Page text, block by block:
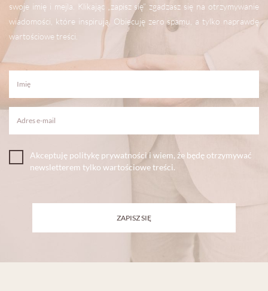
swoje imię i mejla. Klikając „zapisz się” zgadzasz się na otrzymywanie
wiadomości, które inspirują. Obiecuję zero spamu, a tylko naprawdę
wartościowe treści.
Akceptuję politykę prywatności i wiem, że będę otrzymywać
newsletterem tylko wartościowe treści.
ZAPISZ SIĘ